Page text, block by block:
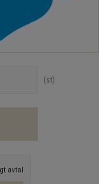
st
avtal